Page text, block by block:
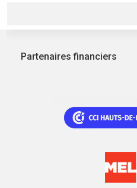
Partenaires financiers